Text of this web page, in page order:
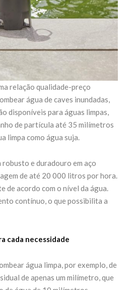
relação qualidade-preço
água de caves inundadas,
disponíveis para águas limpas,
de partícula até 35 milímetros
limpa como água suja.
robusto e duradouro em aço
de até 20 000 litros por hora.
de acordo com o nível da água.
contínuo, o que possibilita a
cada necessidade
água limpa, por exemplo, de
de apenas um milímetro, que